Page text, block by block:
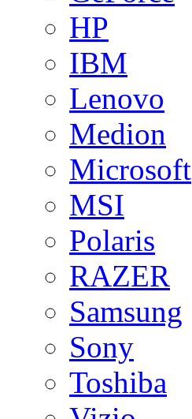
HP
IBM
Lenovo
Medion
Microsoft
MSI
Polaris
RAZER
Samsung
Sony
Toshiba